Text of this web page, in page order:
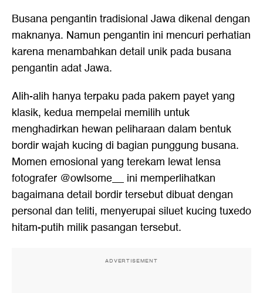
Busana pengantin tradisional Jawa dikenal dengan
maknanya. Namun pengantin ini mencuri perhatian
karena menambahkan detail unik pada busana
pengantin adat Jawa.
Alih-alih hanya terpaku pada pakem payet yang
klasik, kedua mempelai memilih untuk
menghadirkan hewan peliharaan dalam bentuk
bordir wajah kucing di bagian punggung busana.
Momen emosional yang terekam lewat lensa
fotografer @owlsome__ ini memperlihatkan
bagaimana detail bordir tersebut dibuat dengan
personal dan teliti, menyerupai siluet kucing tuxedo
hitam-putih milik pasangan tersebut.
ADVERTISEMENT